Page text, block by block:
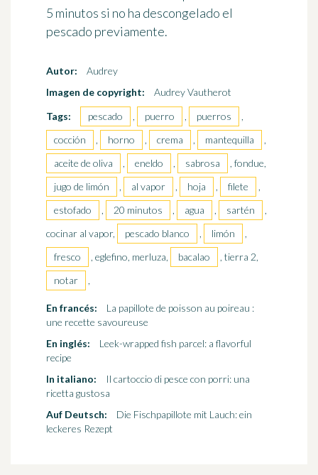
5 minutos si no ha descongelado el
pescado previamente.
Autor:
Audrey
Imagen de copyright:
Audrey Vautherot
Tags:
pescado , puerro , puerros
,
cocción
, horno , crema , mantequilla
,
aceite de oliva
, eneldo , sabrosa
, fondue,
jugo de limón
, al vapor , hoja , filete
,
estofado
, 20 minutos , agua , sartén
,
cocinar al vapor,
pescado blanco , limón
,
fresco
, eglefino, merluza, bacalao
, tierra 2,
notar
,
En francés:
La papillote de poisson au poireau :
une recette savoureuse
En inglés:
Leek-wrapped fish parcel: a flavorful
recipe
In italiano:
Il cartoccio di pesce con porri: una
ricetta gustosa
Auf Deutsch:
Die Fischpapillote mit Lauch: ein
leckeres Rezept